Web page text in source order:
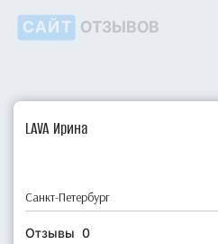
САЙТ ОТЗЫВОВ
LAVA Ирина
Санкт-Петербург
Отзывы 0